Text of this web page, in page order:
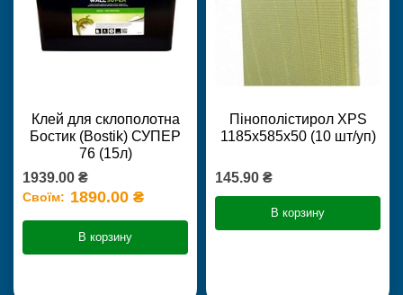
Клей для склополотна
Бостик (Bostik) СУПЕР
76 (15л)
1939.00 ₴
Своїм: 1890.00 ₴
В корзину
Пінополістирол XPS
1185х585х50 (10 шт/уп)
145.90 ₴
В корзину